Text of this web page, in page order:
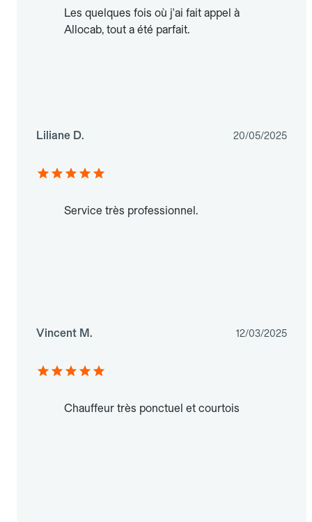
Les quelques fois où j'ai fait appel à
Allocab, tout a été parfait.
Liliane D. 20/05/2025
Service très professionnel.
Vincent M. 12/03/2025
Chauffeur très ponctuel et courtois